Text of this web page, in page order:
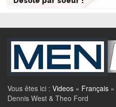
Vous êtes ici : Videos » Français »
Dennis West & Theo Ford